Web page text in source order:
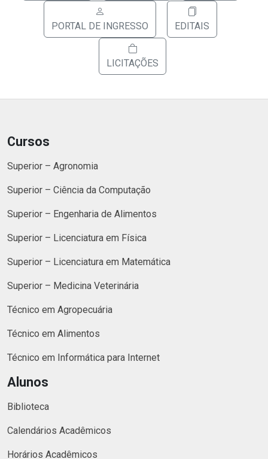
PORTAL DE INGRESSO EDITAIS
LICITAÇÕES
Cursos
Superior – Agronomia
Superior – Ciência da Computação
Superior – Engenharia de Alimentos
Superior – Licenciatura em Física
Superior – Licenciatura em Matemática
Superior – Medicina Veterinária
Técnico em Agropecuária
Técnico em Alimentos
Técnico em Informática para Internet
Alunos
Biblioteca
Calendários Acadêmicos
Horários Acadêmicos